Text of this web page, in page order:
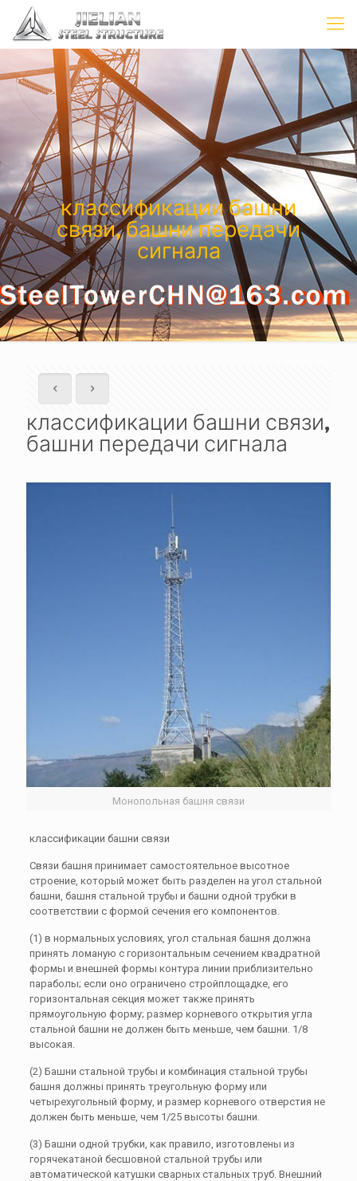
классификации башни
связи, башни передачи
сигнала
классификации башни связи,
башни передачи сигнала
Монопольная башня связи
классификации башни связи
Связи башня принимает самостоятельное высотное
строение, который может быть разделен на угол стальной
башни, башня стальной трубы и башни одной трубки в
соответствии с формой сечения его компонентов.
(1) в нормальных условиях, угол стальная башня должна
принять ломаную с горизонтальным сечением квадратной
формы и внешней формы контура линии приблизительно
параболы; если оно ограничено стройплощадке, его
горизонтальная секция может также принять
прямоугольную форму; размер корневого открытия угла
стальной башни не должен быть меньше, чем башни. 1/8
высокая.
(2) Башни стальной трубы и комбинация стальной трубы
башня должны принять треугольную форму или
четырехугольный форму, и размер корневого отверстия не
должен быть меньше, чем 1/25 высоты башни.
(3) Башни одной трубки, как правило, изготовлены из
горячекатаной бесшовной стальной трубы или
автоматической катушки сварных стальных труб. Внешний